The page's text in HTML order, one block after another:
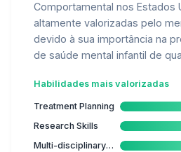
Comportamental nos Estados
altamente valorizadas pelo
devido à sua importância na
de saúde mental infantil de
Habilidades mais valorizadas
Treatment Planning
Research Skills
Multi-disciplinary Collaboration